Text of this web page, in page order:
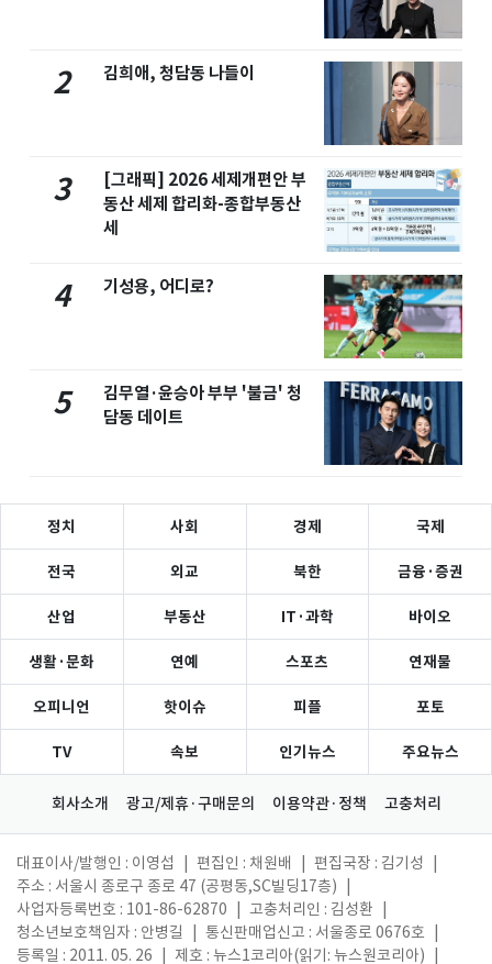
2 김희애, 청담동 나들이
3
[그래픽] 2026 세제개편안 부
동산 세제 합리화-종합부동산
세
4 기성용, 어디로?
5
김무열·윤승아 부부 '불금' 청
담동 데이트
정치 사회 경제 국제
전국 외교 북한 금융·증권
산업 부동산 IT·과학 바이오
생활·문화 연예 스포츠 연재물
오피니언 핫이슈 피플 포토
TV 속보 인기뉴스 주요뉴스
회사소개 광고/제휴·구매문의 이용약관·정책 고충처리
대표이사/발행인 : 이영섭 편집인 : 채원배 편집국장 : 김기성
주소 : 서울시 종로구 종로 47 (공평동,SC빌딩17층)
사업자등록번호 : 101-86-62870
고충처리인 : 김성환
청소년보호책임자 : 안병길
통신판매업신고 : 서울종로 0676호
등록일 : 2011. 05. 26
제호 : 뉴스1코리아(읽기: 뉴스원코리아)